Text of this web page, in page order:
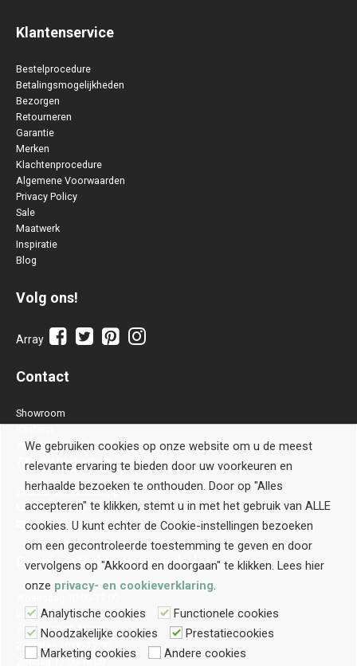
Klantenservice
Bestelprocedure
Betalingsmogelijkheden
Bezorgen
Retourneren
Garantie
Merken
Klachtenprocedure
Algemene Voorwaarden
Privacy Policy
Sale
Maatwerk
Inspiratie
Blog
Volg ons!
Array
Contact
Showroom
Waterstraat 28 B
7001 BH Doetinchem
Stuur een WhatsApp
0314-514106
contact@kastenn.nl
Openingstijdenwoonwinkel
Donderdag 10:00-17:00
Vrijdag 10:00-17:00
Zaterdag 10:00-17:00
Zondag 12:00-16:00
We gebruiken cookies op onze website om u de meest
relevante ervaring te bieden door uw voorkeuren en
herhaalde bezoeken te onthouden. Door op "Alles
accepteren" te klikken, stemt u in met het gebruik van ALLE
cookies. U kunt echter de Cookie-instellingen bezoeken
om een gecontroleerde toestemming te geven en door
vervolgens op "Akkoord en doorgaan" te klikken. Lees hier
onze privacy- en cookieverklaring.
Analytische cookies
Functionele cookies
Noodzakelijke cookies
Prestatiecookies
Marketing cookies
Andere cookies